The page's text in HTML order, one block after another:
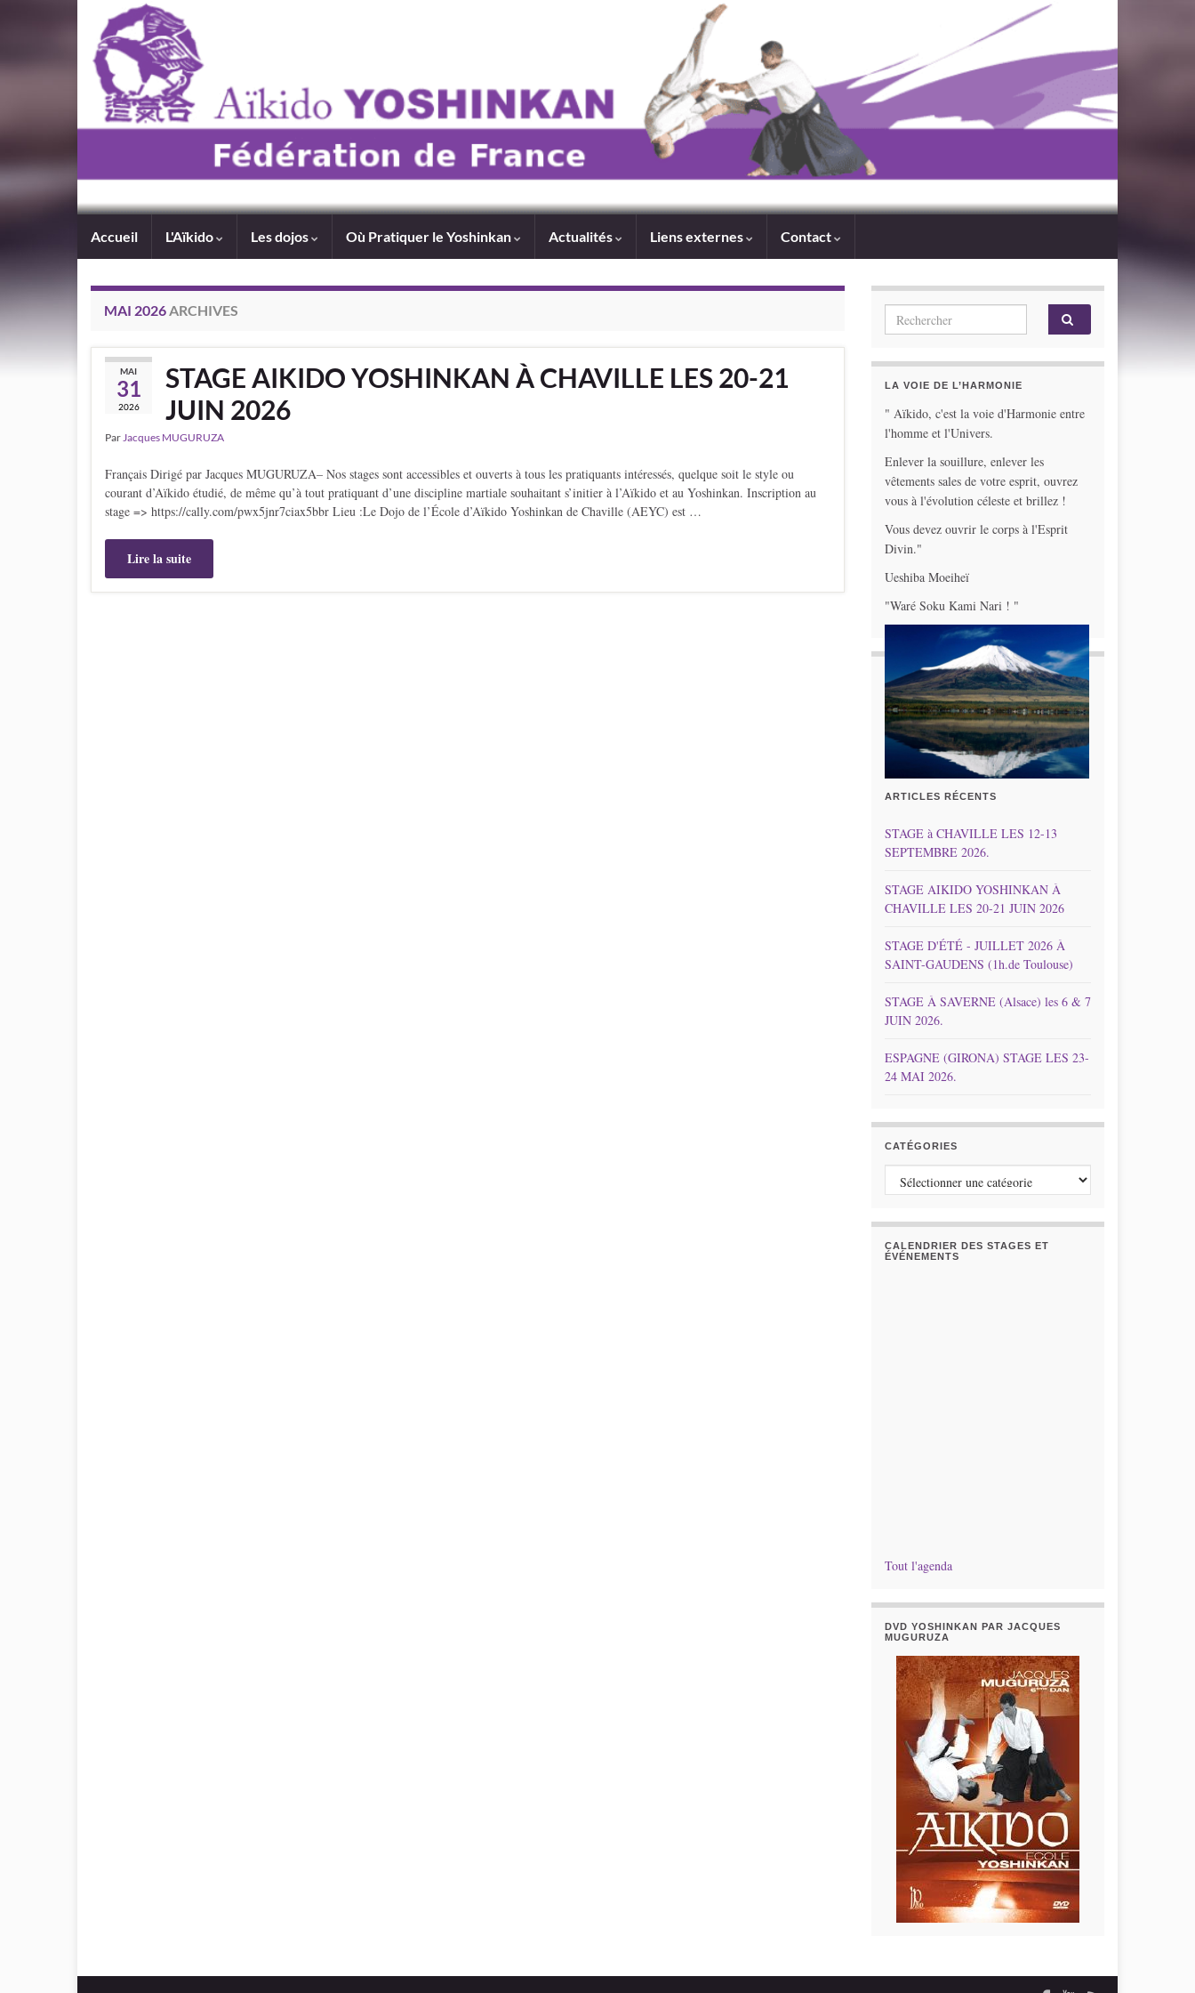
Accueil L'Aïkido Les dojos Où Pratiquer le Yoshinkan Actualités Liens externes Contact
MAI 2026ARCHIVES
MAI
31
2026
STAGE AIKIDO YOSHINKAN À CHAVILLE LES 20-21
JUIN 2026
ParJacques MUGURUZA
Français Dirigé par Jacques MUGURUZA– Nos stages sont accessibles et ouverts à tous les pratiquants intéressés, quelque soit le style ou
courant d’Aïkido étudié, de même qu’à tout pratiquant d’une discipline martiale souhaitant s’initier à l’Aïkido et au Yoshinkan. Inscription au
stage => https://cally.com/pwx5jnr7ciax5bbr Lieu :Le Dojo de l’École d’Aïkido Yoshinkan de Chaville (AEYC) est …
Lire la suite
Search for:
LA VOIE DE L’HARMONIE
" Aïkido, c'est la voie d'Harmonie entre
l'homme et l'Univers.
Enlever la souillure, enlever les
vêtements sales de votre esprit, ouvrez
vous à l'évolution céleste et brillez !
Vous devez ouvrir le corps à l'Esprit
Divin."
Ueshiba Moeiheï
"Waré Soku Kami Nari ! "
ARTICLES RÉCENTS
STAGE à CHAVILLE LES 12-13
SEPTEMBRE 2026.
STAGE AIKIDO YOSHINKAN À
CHAVILLE LES 20-21 JUIN 2026
STAGE D'ÉTÉ - JUILLET 2026 À
SAINT-GAUDENS (1h.de Toulouse)
STAGE À SAVERNE (Alsace) les 6 & 7
JUIN 2026.
ESPAGNE (GIRONA) STAGE LES 23-
24 MAI 2026.
CATÉGORIES
Catégories
CALENDRIER DES STAGES ET
ÉVÉNEMENTS
Tout l'agenda
DVD YOSHINKAN PAR JACQUES
MUGURUZA